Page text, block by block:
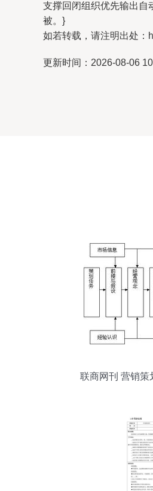
支撑回闭组织优先输出自
被。}
如若转载，请注明出处：
更新时间：2026-08-06
联商网刊 营销策